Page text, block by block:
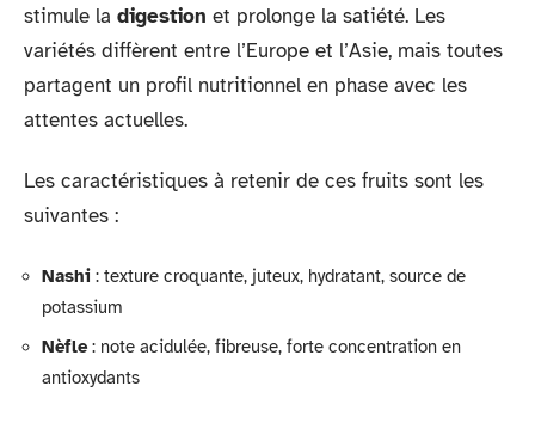
stimule la digestion et prolonge la satiété. Les
variétés diffèrent entre l’Europe et l’Asie, mais toutes
partagent un profil nutritionnel en phase avec les
attentes actuelles.
Les caractéristiques à retenir de ces fruits sont les
suivantes :
Nashi : texture croquante, juteux, hydratant, source de
potassium
Nèfle: note acidulée, fibreuse, forte concentration en
antioxydants